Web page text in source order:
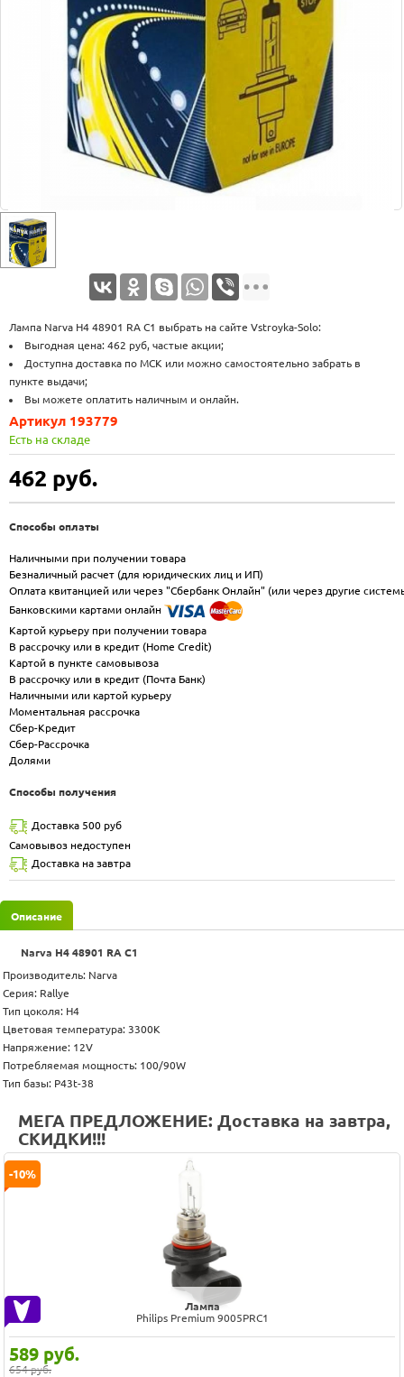
Лампа Narva Н4 48901 RA C1 выбрать на сайте Vstroyka-Solo:
Выгодная цена: 462 руб, частые акции;
Доступна доставка по МСК или можно самостоятельно забрать в
пункте выдачи;
Вы можете оплатить наличным и онлайн.
462 руб.
Артикул 193779
Есть на складе
Способы оплаты
Наличными при получении товара
Безналичный расчет (для юридических лиц и ИП)
Оплата квитанцией или через "Сбербанк Онлайн" (или через другие
Банковскими картами онлайн
Картой курьеру при получении товара
В рассрочку или в кредит (Home Credit)
Картой в пункте самовывоза
В рассрочку или в кредит (Почта Банк)
Наличными или картой курьеру
Моментальная рассрочка
Сбер-Кредит
Сбер-Рассрочка
Долями
Способы получения
Доставка 500 руб
Самовывоз недоступен
Доставка на завтра
Описание
Narva Н4 48901 RA C1
Производитель: Narva
Серия: Rallye
Тип цоколя: H4
Цветовая температура: 3300K
Напряжение: 12V
Потребляемая мощность: 100/90W
Тип базы: P43t-38
МЕГА ПРЕДЛОЖЕНИЕ: Доставка на завтра,
СКИДКИ!!!
Лампа
Philips Premium 9005PRC1
589 руб.
654 руб.
-10%